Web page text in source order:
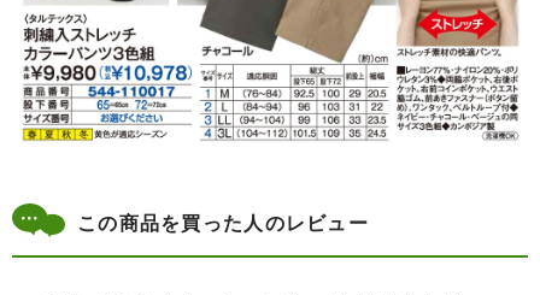
この商品を買った人のレビュー